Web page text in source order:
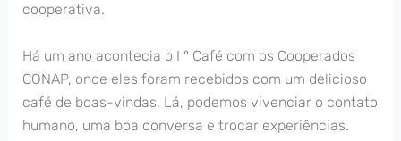
cooperativa.
Há um ano acontecia o I ° Café com os Cooperados
CONAP, onde eles foram recebidos com um delicioso
café de boas-vindas. Lá, podemos vivenciar o contato
humano, uma boa conversa e trocar experiências.